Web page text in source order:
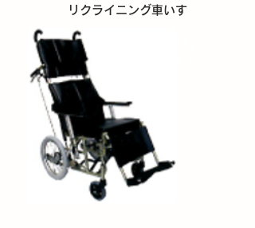
リクライニング車いす